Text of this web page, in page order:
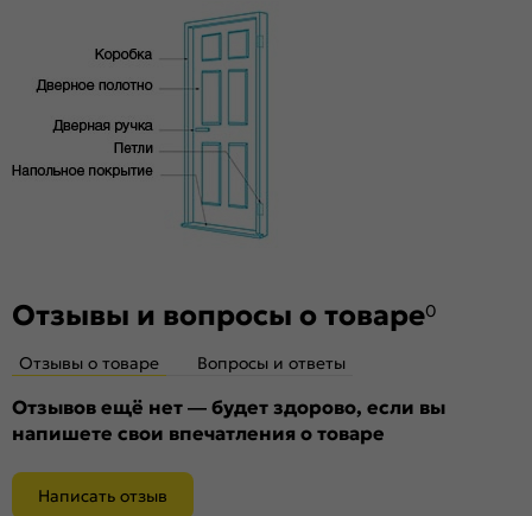
Отзывы и вопросы о товаре0
Отзывы о товаре Вопросы и ответы
Отзывов ещё нет — будет здорово, если вы
напишете свои впечатления о товаре
Написать отзыв